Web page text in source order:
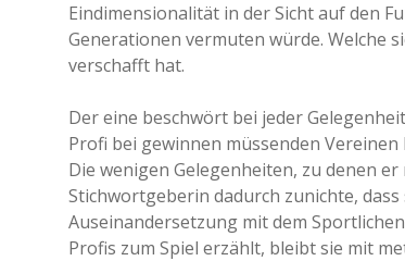
Eindimensionalität in der Sicht auf den
Generationen vermuten würde. Welche
verschafft hat.
Der eine beschwört bei jeder
Profi bei gewinnen müssenden
Die wenigen Gelegenheiten, zu denen
Stichwortgeberin dadurch zunichte,
Auseinandersetzung mit dem
Profis zum Spiel erzählt, bleibt sie mit